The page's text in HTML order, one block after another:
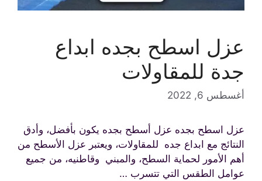
عزل اسطح بجده ابداع
جدة للمقاولات
أغسطس 6, 2022
عزل اسطح بجده عزل أسطح بجده يكون بأفضل، وأدق
النتائج مع ابداع جده للمقاولات، ويعتبر عزل الأسطح من
أهم الأمور لحماية السطح، والمبني وقاطنيه، من جميع
عوامل الطقس التي تتسرب …